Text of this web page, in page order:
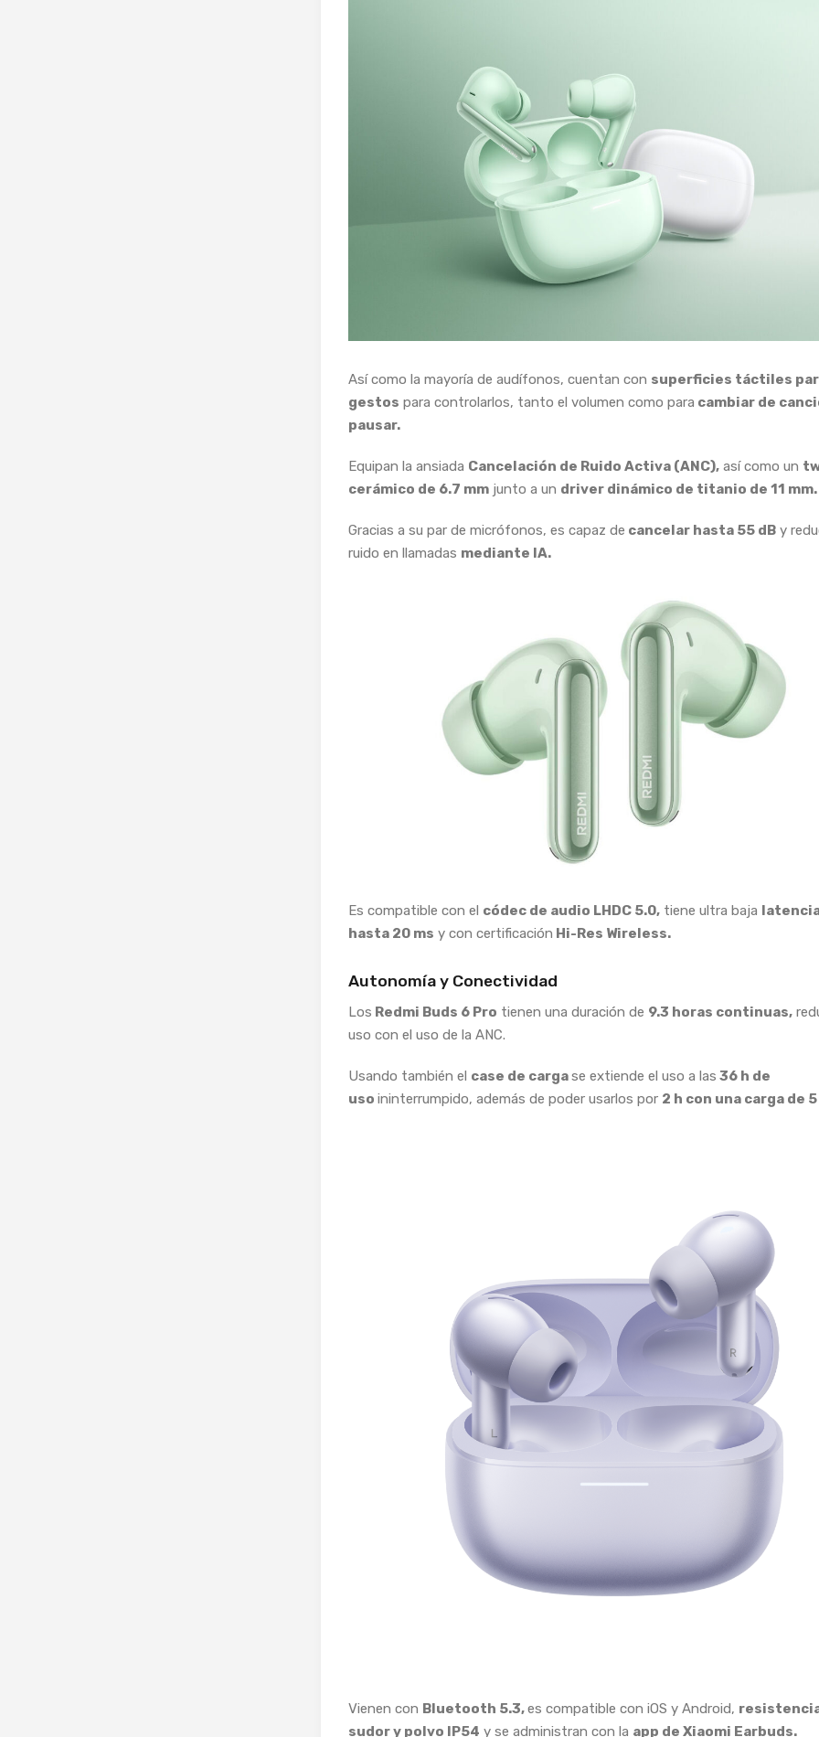
Así como la mayoría de audífonos, cuentan con superficies táctiles
gestos para controlarlos, tanto el volumen como para cambiar de
pausar.
Equipan la ansiada Cancelación de Ruido Activa (ANC), así como un
cerámico de 6.7 mm junto a un driver dinámico de titanio de 11 mm.
Gracias a su par de micrófonos, es capaz de cancelar hasta 55 dB y
ruido en llamadas mediante IA.
Es compatible con el códec de audio LHDC 5.0, tiene ultra baja
hasta 20 ms y con certificación Hi-Res Wireless.
Autonomía y Conectividad
Los Redmi Buds 6 Pro tienen una duración de 9.3 horas continuas,
uso con el uso de la ANC.
Usando también el case de cargase extiende el uso a las 36 h de
uso ininterrumpido, además de poder usarlos por 2 h con una carga de
Vienen con Bluetooth 5.3,es compatible con iOS y Android,
sudor y polvo IP54 y se administran con la app de Xiaomi Earbuds.